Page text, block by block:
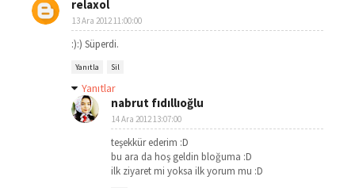
relaxol
13 Ara 2012 11:00:00
:):) Süperdi.
Yanıtla Sil
Yanıtlar
nabrut fıdıllıoğlu
14 Ara 2012 13:07:00
teşekkür ederim :D
bu ara da hoş geldin bloğuma :D
ilk ziyaret mi yoksa ilk yorum mu :D